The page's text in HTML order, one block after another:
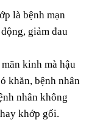
là bệnh mạn
giảm đau
kinh mà hậu
khăn, bệnh nhân
nhân không
khớp gối.